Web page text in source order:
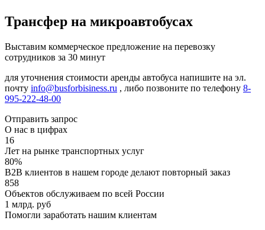
Трансфер на микроавтобусах
Выставим коммерческое предложение на перевозку
сотрудников за 30 минут
для уточнения стоимости аренды автобуса напишите на эл.
почту info@busforbisiness.ru , либо позвоните по телефону 8-
995-222-48-00
Отправить запрос
О нас в цифрах
16
Лет на рынке транспортных услуг
80%
B2B клиентов в нашем городе делают повторный заказ
858
Объектов обслуживаем по всей России
1 млрд. руб
Помогли заработать нашим клиентам